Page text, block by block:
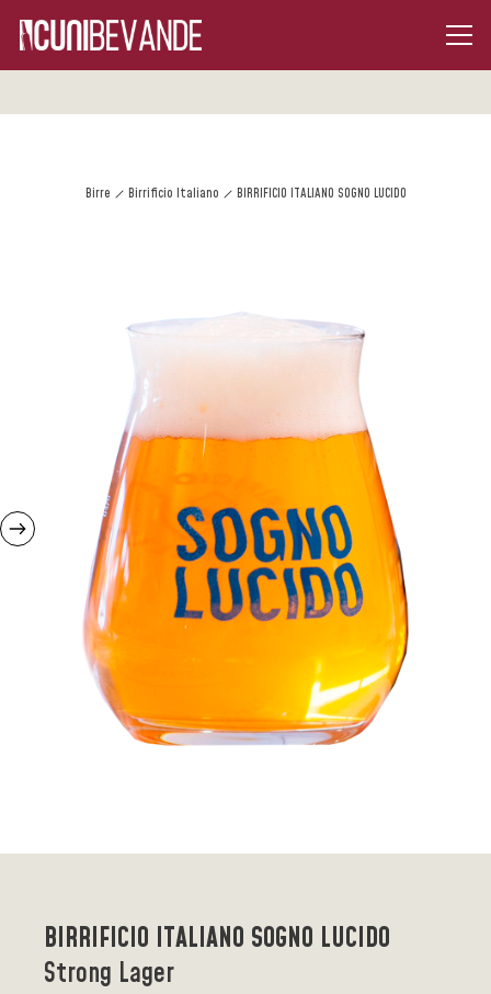
Birre Birrificio Italiano BIRRIFICIO ITALIANO SOGNO LUCIDO
BIRRIFICIO ITALIANO SOGNO LUCIDO
Strong Lager